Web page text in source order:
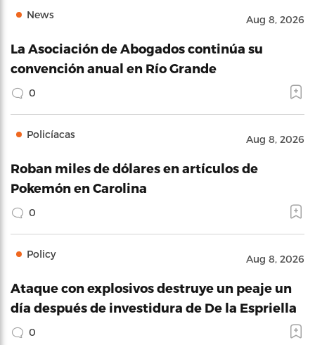
News Aug 8, 2026
La Asociación de Abogados continúa su
convención anual en Río Grande
0
Policíacas Aug 8, 2026
Roban miles de dólares en artículos de
Pokemón en Carolina
0
Policy Aug 8, 2026
Ataque con explosivos destruye un peaje un
día después de investidura de De la Espriella
0